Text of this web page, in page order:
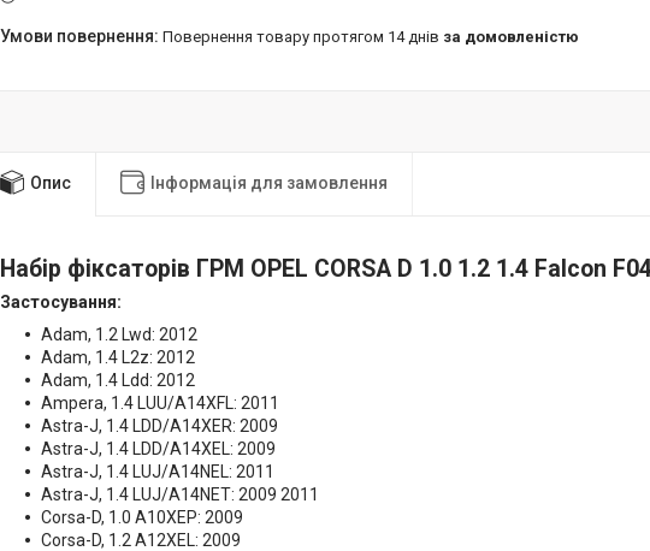
повернення товару протягом 14 днів за домовленістю
Опис Інформація для замовлення
Набір фіксаторів ГРМ OPEL CORSA D 1.0 1.2 1.4 Falcon
Застосування:
Adam, 1.2 Lwd: 2012
Adam, 1.4 L2z: 2012
Adam, 1.4 Ldd: 2012
Ampera, 1.4 LUU/A14XFL: 2011
Astra-J, 1.4 LDD/A14XER: 2009
Astra-J, 1.4 LDD/A14XEL: 2009
Astra-J, 1.4 LUJ/A14NEL: 2011
Astra-J, 1.4 LUJ/A14NET: 2009 2011
Corsa-D, 1.0 A10XEP: 2009
Corsa-D, 1.2 A12XEL: 2009